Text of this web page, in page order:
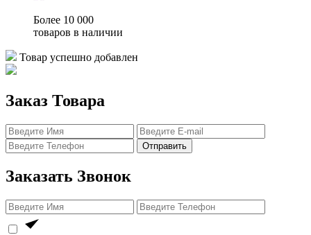
Более 10 000
товаров в наличии
Товар успешно добавлен
Заказ Товара
Отправить
Заказать Звонок